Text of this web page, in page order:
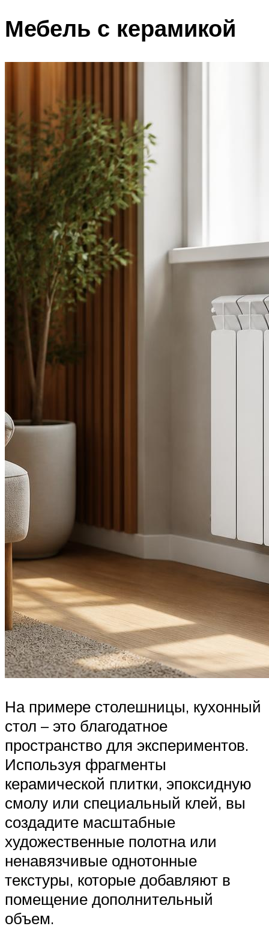
Мебель с керамикой
На примере столешницы, кухонный
стол – это благодатное
пространство для экспериментов.
Используя фрагменты
керамической плитки, эпоксидную
смолу или специальный клей, вы
создадите масштабные
художественные полотна или
ненавязчивые однотонные
текстуры, которые добавляют в
помещение дополнительный
объем.